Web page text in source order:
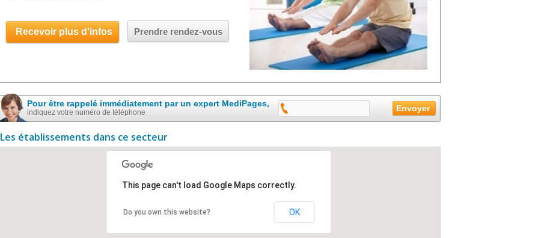
Recevoir plus d'infos Prendre rendez-vous
Pour être rappelé immédiatement par un expert MediPages,
indiquez votre numéro de téléphone
Les établissements dans ce secteur
This page can't load Google Maps correctly.
Do you own this website? OK